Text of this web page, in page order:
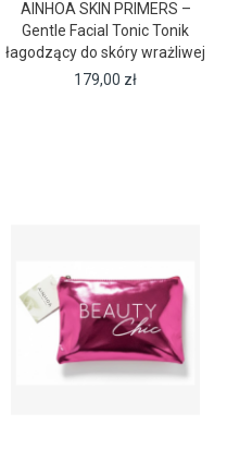
AINHOA SKIN PRIMERS –
Gentle Facial Tonic Tonik
łagodzący do skóry wrażliwej
(350 ml)
179,00 zł